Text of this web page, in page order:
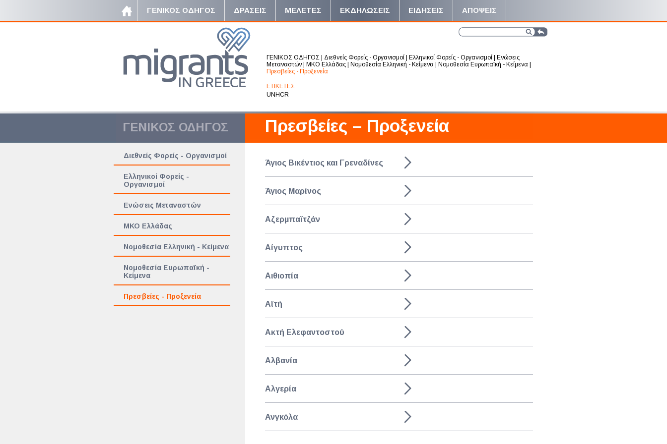
ΓΕΝΙΚΟΣ ΟΔΗΓΟΣ ΔΡΑΣΕΙΣ ΜΕΛΕΤΕΣ ΕΚΔΗΛΩΣΕΙΣ ΕΙΔΗΣΕΙΣ ΑΠΟΨΕΙΣ
ΓΕΝΙΚΟΣ ΟΔΗΓΟΣ| Διεθνείς Φορείς - Οργανισμοί| Ελληνικοί Φορείς - Οργανισμοί|
Ενώσεις
Μεταναστών| ΜΚΟ Ελλάδας| Νομοθεσία Ελληνική - Κείμενα Νομοθεσία Ευρωπαϊκή - Κείμενα
Πρεσβείες - Προξενεία
ΕΤΙΚΕΤΕΣ
UNHCR
ΓΕΝΙΚΟΣ ΟΔΗΓΟΣ
Διεθνείς Φορείς - Οργανισμοί
Ελληνικοί Φορείς -
Οργανισμοί
Ενώσεις Μεταναστών
ΜΚΟ Ελλάδας
Νομοθεσία Ελληνική - Κείμενα
Νομοθεσία Ευρωπαϊκή -
Κείμενα
Πρεσβείες - Προξενεία
Πρεσβείες – Προξενεία
Άγιος Βικέντιος και Γρεναδίνες
Άγιος Μαρίνος
Αζερμπαϊτζάν
Αίγυπτος
Αιθιοπία
Αϊτή
Ακτή Ελεφαντοστού
Αλβανία
Αλγερία
Ανγκόλα